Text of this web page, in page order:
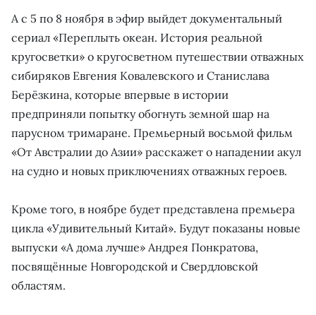
А с 5 по 8 ноября в эфир выйдет документальный
сериал «Переплыть океан. История реальной
кругосветки» о кругосветном путешествии отважных
сибиряков Евгения Ковалевского и Станислава
Берёзкина, которые впервые в истории
предприняли попытку обогнуть земной шар на
парусном тримаране. Премьерный восьмой фильм
«От Австралии до Азии» расскажет о нападении акул
на судно и новых приключениях отважных героев.
Кроме того, в ноябре будет представлена премьера
цикла «Удивительный Китай». Будут показаны новые
выпуски «А дома лучше» Андрея Понкратова,
посвящённые Новгородской и Свердловской
областям.